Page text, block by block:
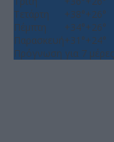
Τετάρτη
+38°+26°
Πέμπτη
+34°+26°
Παρασκευή+31°+24°
Πρόγνωση για 7 μέρες